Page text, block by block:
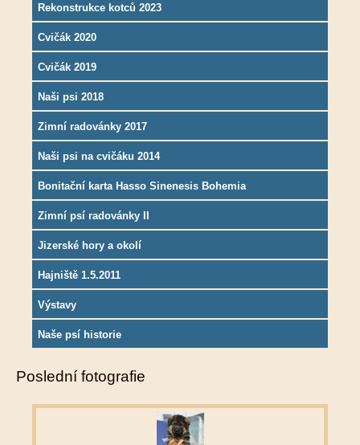
Rekonstrukce kotců 2023
Cvičák 2020
Cvičák 2019
Naši psi 2018
Zimní radovánky 2017
Naši psi na cvičáku 2014
Bonitační karta Hasso Sinenesis Bohemia
Zimní psí radovánky II
Jizerské hory a okolí
Hajniště 1.5.2011
Výstavy
Naše psí historie
Poslední fotografie